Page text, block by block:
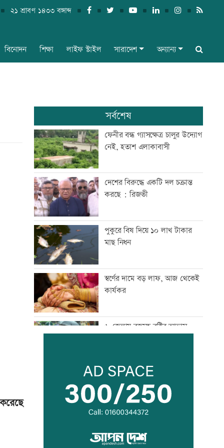
২১ শ্রাবণ ১৪৩৩ বঙ্গাব্দ
বিনোদন শিক্ষা লাইফ স্টাইল সারাদেশ অন্যান্য
সর্বশেষ
ফেনীর বন্ধ গ্যাসক্ষেত্র চালুর উদ্যোগ
নেই, হতাশ এলাকাবাসী
দেশের বিরুদ্ধে একটি দল চক্রান্ত
করছে : রিজভী
পুকুরে বিষ দিয়ে ১০ লাখ টাকার
মাছ নিধন
স্বর্ণের দামে বড় লাফ, আজ থেকেই
কার্যকর
৬ জেলায় বজ্রসহ বৃষ্টির আভাস,
অবশেষে দেশের বাহিরে টেস্ট জিতল
পাকিস্তান
অতিরিক্ত পুলিশ মোতায়েন